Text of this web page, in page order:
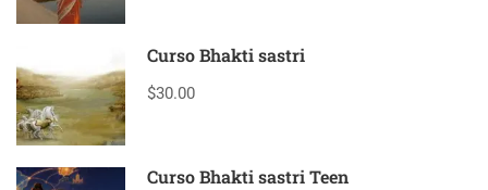
Curso Bhakti sastri
$30.00
Curso Bhakti sastri Teen